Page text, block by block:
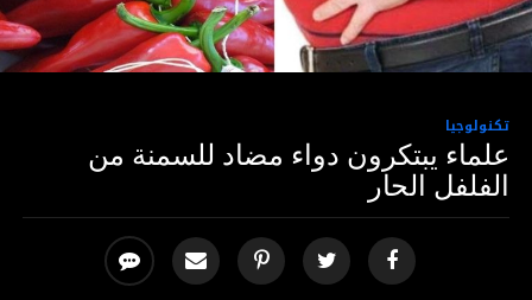
تكنولوجيا
علماء يبتكرون دواء مضاد للسمنة من
الفلفل الحار